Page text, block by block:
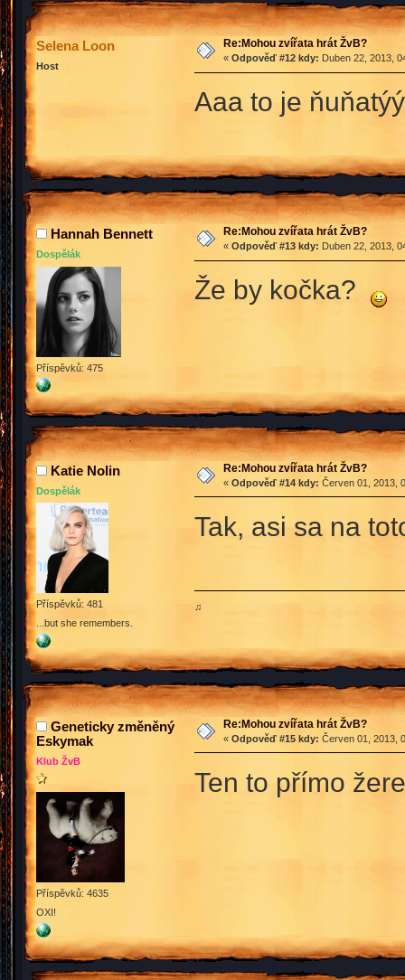
Selena Loon
Host
Re:Mohou zvířata hrát ŽvB?
« Odpověď #12 kdy: Duben 22, 2013,
Aaa to je
Hannah Bennett
Dospělák
Příspěvků: 475
Re:Mohou zvířata hrát ŽvB?
« Odpověď #13 kdy: Duben 22, 2013,
Že by kočka?
Katie Nolin
Dospělák
Příspěvků: 481
...but she remembers.
Re:Mohou zvířata hrát ŽvB?
« Odpověď #14 kdy: Červen 01, 2013,
Tak, asi sa na
♫
Geneticky změněný
Eskymak
Klub ŽvB
Příspěvků: 4635
OXI!
Re:Mohou zvířata hrát ŽvB?
« Odpověď #15 kdy: Červen 01, 2013,
Ten to přímo